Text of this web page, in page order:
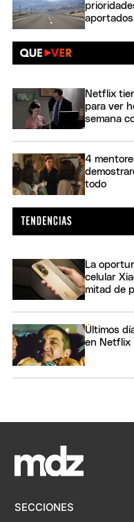
Netflix
para ver
semana
4
todo
La
celular
mitad de
Últimos
en Netflix
SECCIONES